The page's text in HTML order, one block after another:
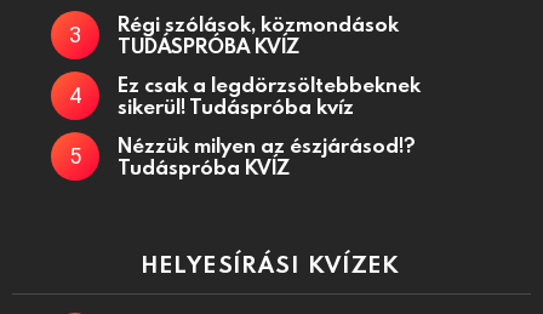
Régi szólások, közmondások
TUDÁSPRÓBA KVÍZ
Ez csak a legdörzsöltebbeknek
sikerül! Tudáspróba kvíz
Nézzük milyen az észjárásod!?
Tudáspróba KVÍZ
HELYESÍRÁSI KVÍZEK